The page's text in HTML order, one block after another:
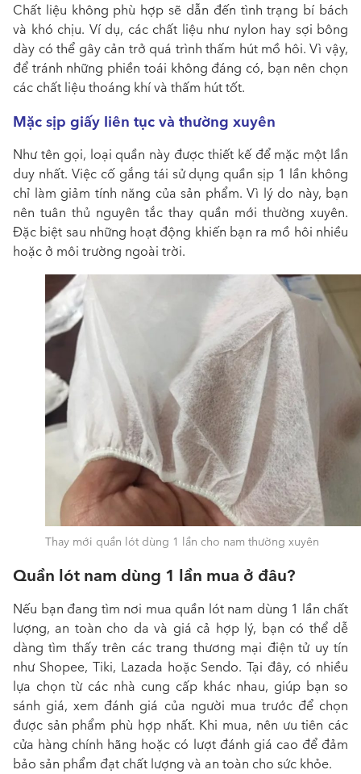
Chất liệu không phù hợp sẽ dẫn đến tình trạng bí bách
và khó chịu. Ví dụ, các chất liệu như nylon hay sợi bông
dày có thể gây cản trở quá trình thấm hút mồ hôi. Vì vậy,
để tránh những phiền toái không đáng có, bạn nên chọn
các chất liệu thoáng khí và thấm hút tốt.
Mặc sịp giấy liên tục và thường xuyên
Như tên gọi, loại quần này được thiết kế để mặc một lần
duy nhất. Việc cố gắng tái sử dụng quần sịp 1 lần không
chỉ làm giảm tính năng của sản phẩm. Vì lý do này, bạn
nên tuân thủ nguyên tắc thay quần mới thường xuyên.
Đặc biệt sau những hoạt động khiến bạn ra mồ hôi nhiều
hoặc ở môi trường ngoài trời.
Thay mới quần lót dùng 1 lần cho nam thường xuyên
Quần lót nam dùng 1 lần mua ở đâu?
Nếu bạn đang tìm nơi mua quần lót nam dùng 1 lần chất
lượng, an toàn cho da và giá cả hợp lý, bạn có thể dễ
dàng tìm thấy trên các trang thương mại điện tử uy tín
như Shopee, Tiki, Lazada hoặc Sendo. Tại đây, có nhiều
lựa chọn từ các nhà cung cấp khác nhau, giúp bạn so
sánh giá, xem đánh giá của người mua trước để chọn
được sản phẩm phù hợp nhất. Khi mua, nên ưu tiên các
cửa hàng chính hãng hoặc có lượt đánh giá cao để đảm
bảo sản phẩm đạt chất lượng và an toàn cho sức khỏe.